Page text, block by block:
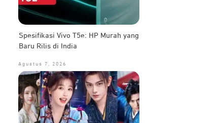
Spesifikasi Vivo T5e: HP Murah yang
Baru Rilis di India
Agustus 7, 2026